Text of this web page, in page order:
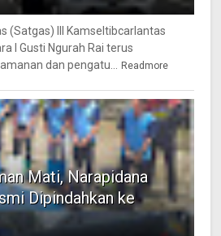
(Satgas) III Kamseltibcarlantas
I Gusti Ngurah Rai terus
dan pengatu... Readmore
Mati, Narapidana
Dipindahkan ke